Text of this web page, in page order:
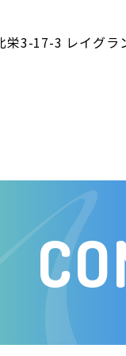
栄3-17-3 レイグラ